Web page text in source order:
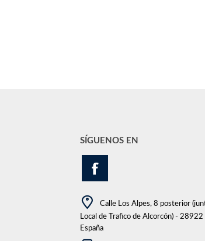
SÍGUENOS EN
Calle Los Alpes, 8 posterior
Local de Trafico de Alcorcón) -
España